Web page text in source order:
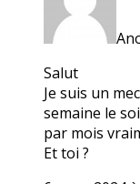
Salut
Je suis un
semaine le
par mois
Et toi ?